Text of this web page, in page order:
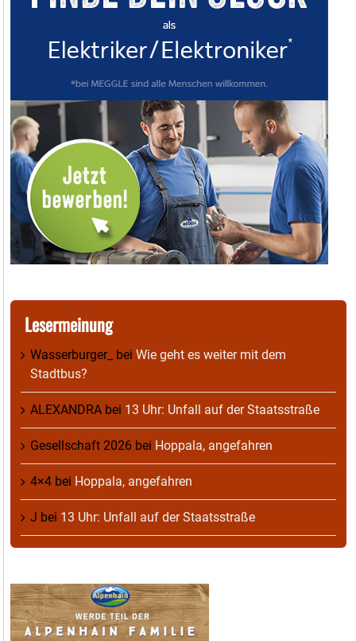
Lesermeinung
Wasserburger_ bei Wie geht es weiter mit dem
Stadtbus?
ALEXANDRA bei 13 Uhr: Unfall auf der Staatsstraße
Gesellschaft 2026 bei Hoppala, angefahren
4×4 bei Hoppala, angefahren
J bei 13 Uhr: Unfall auf der Staatsstraße